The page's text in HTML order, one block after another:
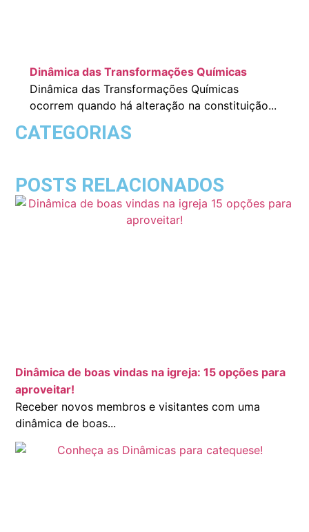
Dinâmica das Transformações Químicas
Dinâmica das Transformações Químicas
ocorrem quando há alteração na constituição...
CATEGORIAS
POSTS RELACIONADOS
Dinâmica de boas vindas na igreja: 15 opções para
aproveitar!
Receber novos membros e visitantes com uma
dinâmica de boas...